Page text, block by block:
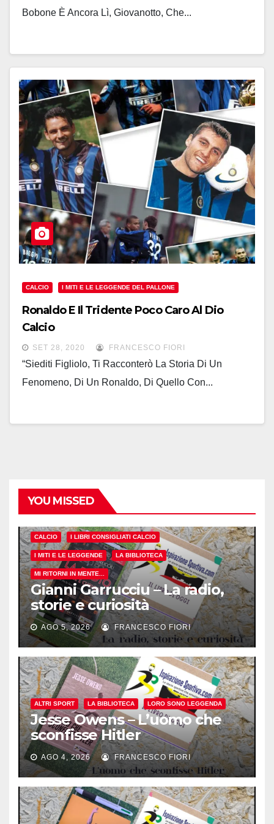
Bobone È Ancora Lì, Giovanotto, Che...
CALCIO I MITI E LE LEGGENDE DEL PALLONE
Ronaldo E Il Tridente Poco Caro Al Dio
Calcio
SET 28, 2020 FRANCESCO FIORI
“Siediti Figliolo, Ti Racconterò La Storia Di Un
Fenomeno, Di Un Ronaldo, Di Quello Con...
YOU MISSED
CALCIO I LIBRI CONSIGLIATI CALCIO
I MITI E LE LEGGENDE LA BIBLIOTECA
MI RITORNI IN MENTE...
Gianni Garrucciu – La radio,
storie e curiosità
AGO 5, 2026 FRANCESCO FIORI
ALTRI SPORT LA BIBLIOTECA LORO SONO LEGGENDA
Jesse Owens – L’uomo che
sconfisse Hitler
AGO 4, 2026 FRANCESCO FIORI